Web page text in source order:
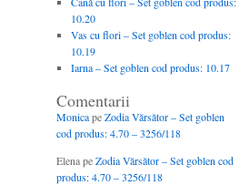
10.20
Vas cu flori – Set goblen cod produs:
10.19
Iarna – Set goblen cod produs: 10.17
Comentarii
MonicapeZodia Vărsător – Set goblen
cod produs: 4.70 – 3256/118
ElenapeZodia Vărsător – Set goblen cod
produs: 4.70 – 3256/118